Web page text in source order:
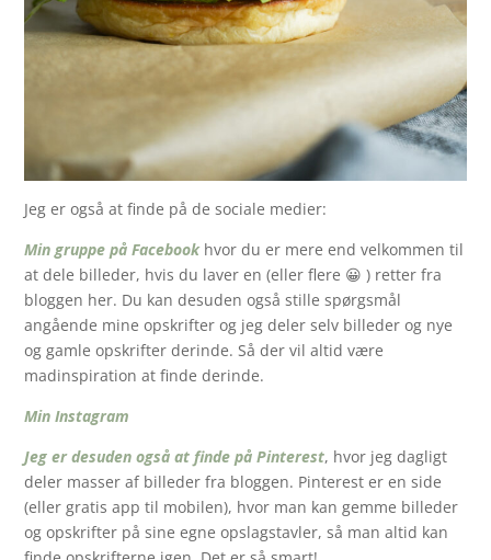
Jeg er også at finde på de sociale medier:
Min gruppe på Facebookhvor du er mere end velkommen til
at dele billeder, hvis du laver en (eller flere 😀 ) retter fra
bloggen her. Du kan desuden også stille spørgsmål
angående mine opskrifter og jeg deler selv billeder og nye
og gamle opskrifter derinde. Så der vil altid være
madinspiration at finde derinde.
Min Instagram
Jeg er desuden også at finde på Pinterest, hvor jeg dagligt
deler masser af billeder fra bloggen. Pinterest er en side
(eller gratis app til mobilen), hvor man kan gemme billeder
og opskrifter på sine egne opslagstavler, så man altid kan